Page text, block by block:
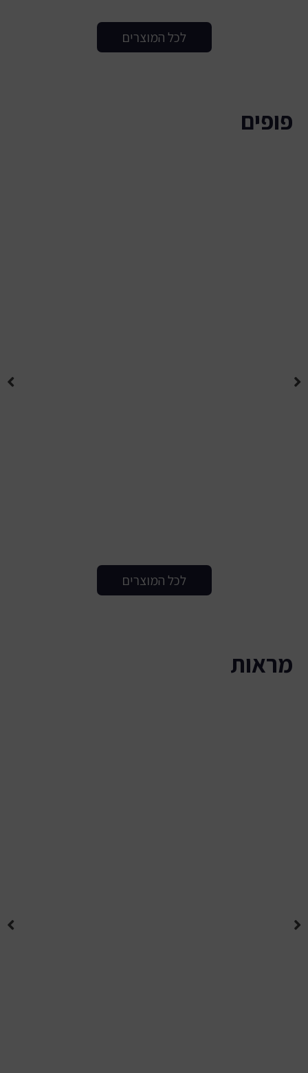
לכל המוצרים
פופים
לכל המוצרים
מראות